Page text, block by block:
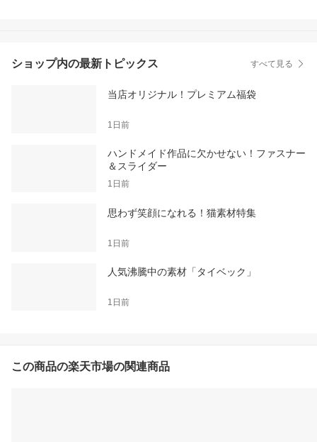
ショップ内の最新トピックス すべて見る
当店オリジナル！プレミアム福袋
1日前
ハンドメイド作品に欠かせない！ファスナー
＆スライダー
1日前
思わず笑顔になれる！猫素材特集
1日前
人気沸騰中の素材「タイベック」
1日前
この商品の楽天市場の関連商品